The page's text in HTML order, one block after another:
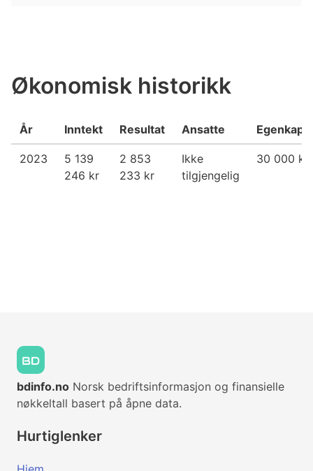
Økonomisk historikk
År Inntekt Resultat Ansatte
2023
5 139
246 kr
2 853
233 kr
Ikke
tilgjengelig
30 000 kr
bdinfo.no Norsk bedriftsinformasjon og finansielle
nøkkeltall basert på åpne data.
Hurtiglenker